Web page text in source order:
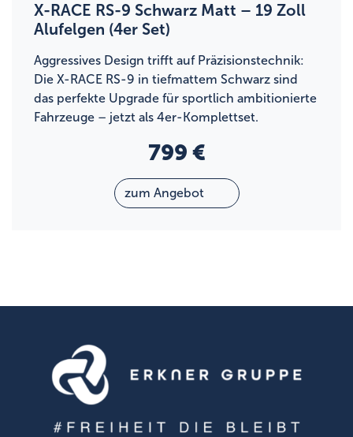
X-RACE RS-9 Schwarz Matt – 19 Zoll
Alufelgen (4er Set)
Aggressives Design trifft auf Präzisionstechnik:
Die X-RACE RS-9 in tiefmattem Schwarz sind
das perfekte Upgrade für sportlich ambitionierte
Fahrzeuge – jetzt als 4er-Komplettset.
799 €
zum Angebot